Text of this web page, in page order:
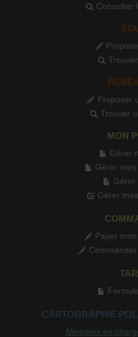
Consulter
Proposer
Trouver
MON
Gérer
Gérer
Gérer
Gérer
Payer
CARTOGRAPHIE
Ministres en